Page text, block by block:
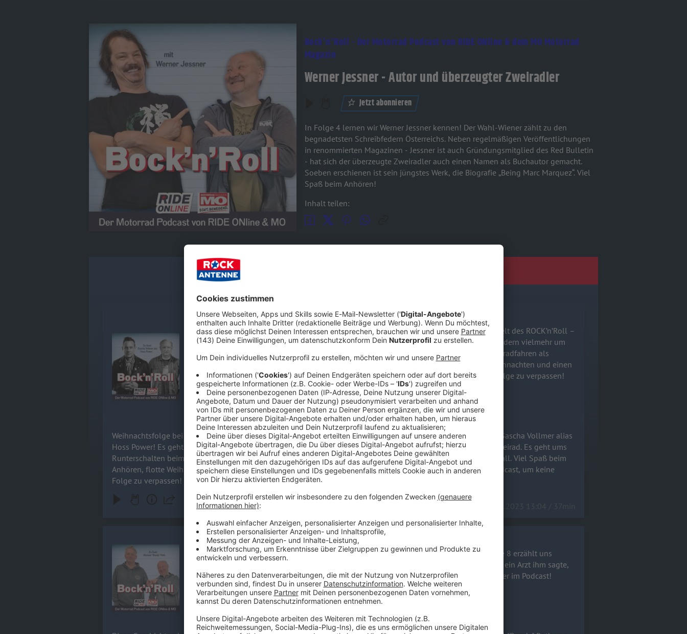
Bock'n'Roll - Der Motorrad Podcast von RIDE ONline & dem MO Motorrad
Magazin
Werner Jessner - Autor und überzeugter Zweiradler
Jetzt abonnieren
In Folge 4 lernen wir Werner Jessner kennen! Der Wahl-Wiener zählt zu den
begnadetsten Schreibfedern Österreichs. Neben regelmäßigen Veröffentlichungen
in renommierten Magazinen - Jessner ist auch Gründungsmitglied des Red Bulletin
- hat sich der überzeugte Zweiradler auch einen Namen als Buchautor gemacht.
Soeben erschienen ist sein jüngstes Werk, die Biografie „Being Marc Marquez“. Viel
Spaß beim Anhören!
Inhalt teilen:
ALLE FOLGEN
Audiotitel - Sascha Vollmer von The BossHoss – Cowboys & Oldtimer
Sascha Vollmer von The BossHoss – Cowboys & Oldtimer
Weihnachtsfolge bei BOCK’N’ROLL! Unser Geschenk für euch: Ein Special Guest aus der Welt des ROCK’n’Roll –
Sascha Vollmer alias Hoss Power! Es geht aber weniger um seine Band The BossHoss, sondern vielmehr um
die Leidenschaft zum Zweirad. Es geht ums Runterschalten beim Hochschalten, das Motorradfahren als
Freiheitsgeber und Saschas (Lieblings-)Pferde im Stall. Viel Spaß beim Anhören, flotte Weihnachten und einen
Vollgas-Start ins neue Jahr an euch Bike-Rocker - und abonniert den Podcast, um keine Folge zu verpassen!
15.12.2023 13:04 / 37min
Weihnachtsfolge bei BOCK’N’ROLL! Unser Geschenk für euch: Ein Special Guest aus der Welt des ROCK’n’Roll – Sascha Vollmer alias
Hoss Power! Es geht aber weniger um seine Band The BossHoss, sondern vielmehr um die Leidenschaft zum Zweirad. Es geht ums
Runterschalten beim Hochschalten, das Motorradfahren als Freiheitsgeber und Saschas (Lieblings-)Pferde im Stall. Viel Spaß beim
Anhören, flotte Weihnachten und einen Vollgas-Start ins neue Jahr an euch Bike-Rocker - und abonniert den Podcast, um keine
Folge zu verpassen!
Audiotitel - Michael "Bundy" Roth - Schicksale, Rockmusik und Rennen
Michael "Bundy" Roth - Schicksale, Rockmusik und Rennen
Diese Geschichten kann man nur erzählen, wenn man sie auch wirklich erlebt hat. In Folge 8 erzählt uns
Michael "Bundy" Roth von seinem bewegten und vor allem auch verrückten Leben. Warum ein Arzt ihm sagte,
dass er sterben wird und wie er heute auf die Schicksalsschläge zurückblickt, erfahrt ihr hier im Podcast!
31.10.2023 15:49 / 46min